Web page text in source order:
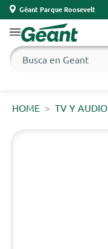
Géant Parque Roosevelt
HOME TV Y AUDIO